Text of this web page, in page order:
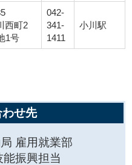
西町2
1号
042-
341-
1411
小川駅
せ先
雇用就業部
振興担当